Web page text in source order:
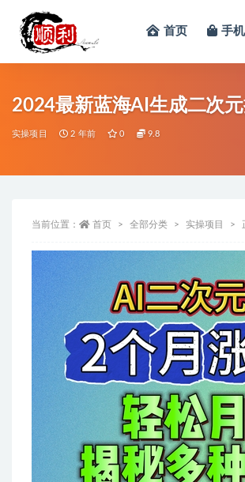
首页 手
2024最新蓝海AI生成二次
实操项目 2 年前 0 9.8
当前位置： 首页 全部分类 实操项目